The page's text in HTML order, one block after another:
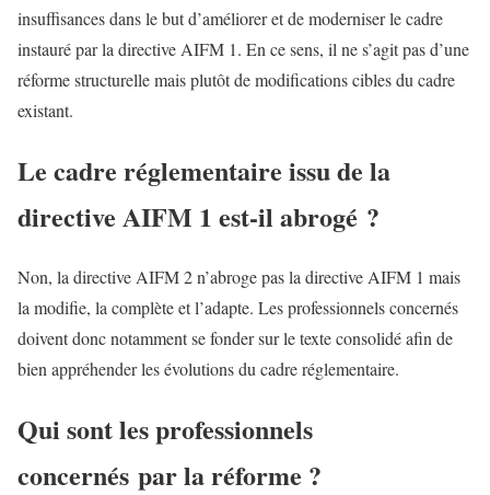
insuffisances dans le but d’améliorer et de moderniser le cadre
instauré par la directive AIFM 1. En ce sens, il ne s’agit pas d’une
réforme structurelle mais plutôt de modifications cibles du cadre
existant.
Le cadre réglementaire issu de la
directive AIFM 1 est-il abrogé ?
Non, la directive AIFM 2 n’abroge pas la directive AIFM 1 mais
la modifie, la complète et l’adapte. Les professionnels concernés
doivent donc notamment se fonder sur le texte consolidé afin de
bien appréhender les évolutions du cadre réglementaire.
Qui sont les professionnels
concernés par la réforme ?